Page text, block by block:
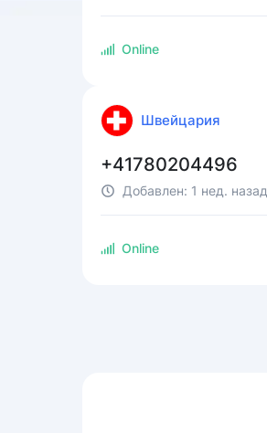
Online
Швейцария
+41780204496
Добавлен: 1 нед. назад
Online